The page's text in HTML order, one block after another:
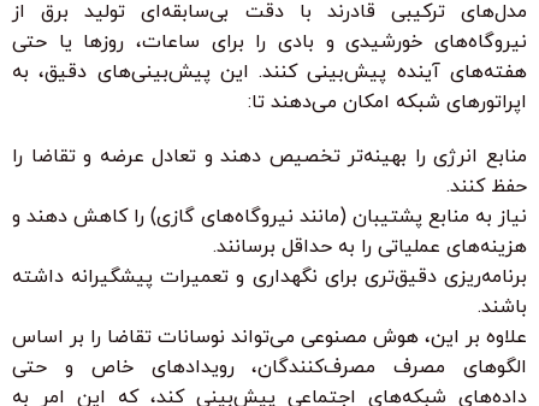
مدل‌های ترکیبی قادرند با دقت بی‌سابقه‌ای تولید برق از
نیروگاه‌های خورشیدی و بادی را برای ساعات، روزها یا حتی
هفته‌های آینده پیش‌بینی کنند. این پیش‌بینی‌های دقیق، به
اپراتورهای شبکه امکان می‌دهند تا:
منابع انرژی را بهینه‌تر تخصیص دهند و تعادل عرضه و تقاضا را
حفظ کنند.
نیاز به منابع پشتیبان (مانند نیروگاه‌های گازی) را کاهش دهند و
هزینه‌های عملیاتی را به حداقل برسانند.
برنامه‌ریزی دقیق‌تری برای نگهداری و تعمیرات پیشگیرانه داشته
باشند.
علاوه بر این، هوش مصنوعی می‌تواند نوسانات تقاضا را بر اساس
الگوهای مصرف مصرف‌کنندگان، رویدادهای خاص و حتی
داده‌های شبکه‌های اجتماعی پیش‌بینی کند، که این امر به